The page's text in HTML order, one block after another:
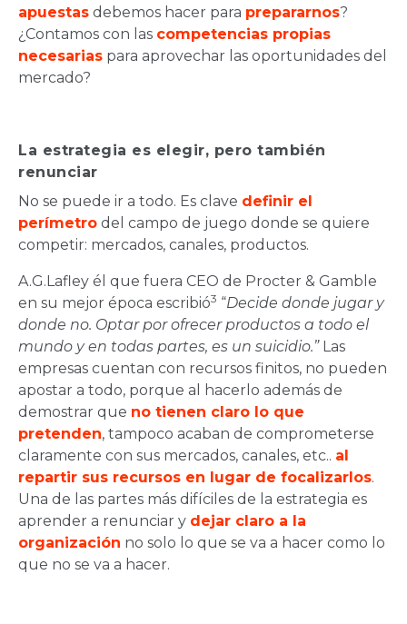
apuestas debemos hacer para prepararnos?
¿Contamos con las competencias propias
necesarias para aprovechar las oportunidades del
mercado?
La estrategia es elegir, pero también
renunciar
No se puede ir a todo. Es clave definir el
perímetro del campo de juego donde se quiere
competir: mercados, canales, productos.
A.G.Lafley él que fuera CEO de Procter & Gamble
en su mejor época escribió3 “Decide donde jugar y
donde no. Optar por ofrecer productos a todo el
mundo y en todas partes, es un suicidio.” Las
empresas cuentan con recursos finitos, no pueden
apostar a todo, porque al hacerlo además de
demostrar que no tienen claro lo que
pretenden, tampoco acaban de comprometerse
claramente con sus mercados, canales, etc.. al
repartir sus recursos en lugar de focalizarlos.
Una de las partes más difíciles de la estrategia es
aprender a renunciar y dejar claro a la
organización no solo lo que se va a hacer como lo
que no se va a hacer.